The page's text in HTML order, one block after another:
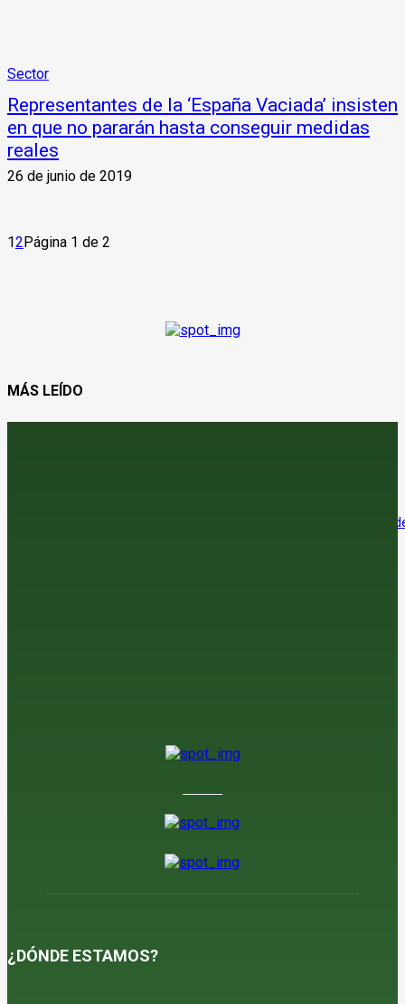
Sector
Representantes de la ‘España Vaciada’ insisten
en que no pararán hasta conseguir medidas
reales
26 de junio de 2019
12Página 1 de 2
MÁS LEÍDO
El sector agroalimentario se afianza como el principal exportador
¿DÓNDE ESTAMOS?